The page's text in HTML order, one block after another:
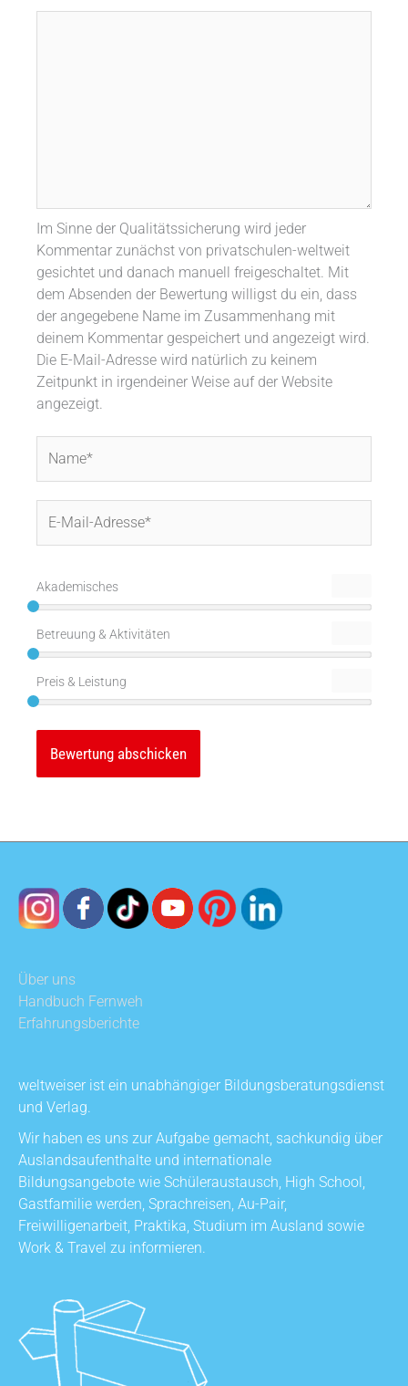
Im Sinne der Qualitätssicherung wird jeder
Kommentar zunächst von privatschulen-weltweit
gesichtet und danach manuell freigeschaltet. Mit
dem Absenden der Bewertung willigst du ein, dass
der angegebene Name im Zusammenhang mit
deinem Kommentar gespeichert und angezeigt wird.
Die E-Mail-Adresse wird natürlich zu keinem
Zeitpunkt in irgendeiner Weise auf der Website
angezeigt.
Mail-
Akademisches
Betreuung & Aktivitäten
Preis & Leistung
Über uns
Handbuch Fernweh
Erfahrungsberichte
weltweiser ist ein unabhängiger Bildungsberatungsdienst
und Verlag.
Wir haben es uns zur Aufgabe gemacht, sachkundig über
Auslandsaufenthalte und internationale
Bildungsangebote wie Schüleraustausch, High School,
Gastfamilie werden, Sprachreisen, Au-Pair,
Freiwilligenarbeit, Praktika, Studium im Ausland sowie
Work & Travel zu informieren.